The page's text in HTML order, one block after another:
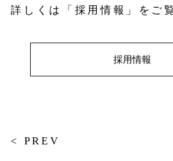
詳しくは「採用情報」をご
採用情報
< PREV